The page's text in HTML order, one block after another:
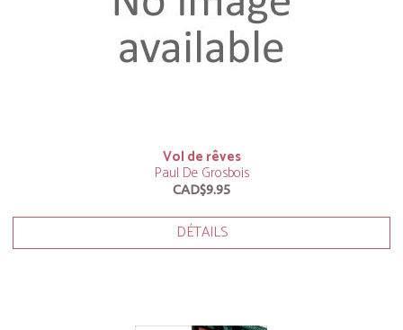
Vol de rêves
Paul De Grosbois
CAD$9.95
DÉTAILS